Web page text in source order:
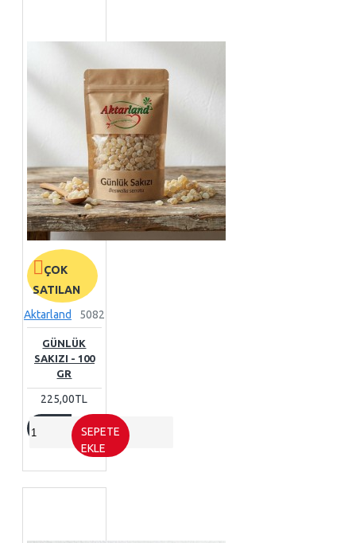
ÇOK
SATILAN
Aktarland
5082
GÜNLÜK
SAKIZI - 100
GR
225,00TL
SEPETE
EKLE